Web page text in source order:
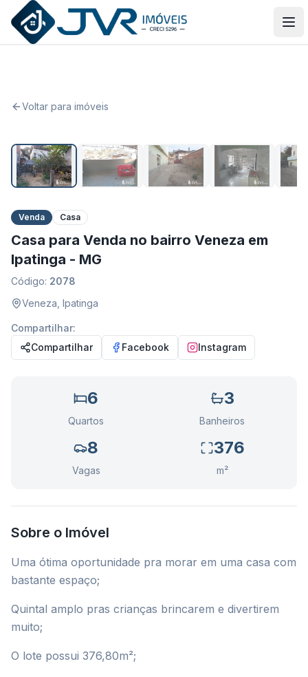
JVR Imóveis
Voltar para imóveis
Venda Casa
Casa para Venda no bairro Veneza em
Ipatinga - MG
Código: 2078
Veneza Ipatinga
Compartilhar:
Compartilhar
Facebook Instagram
6
Quartos
3
Banheiros
8
Vagas
376
m²
Sobre o Imóvel
Uma ótima oportunidade pra morar em uma casa com
bastante espaço;
Quintal amplo pras crianças brincarem e divertirem
muito;
O lote possui 376,80m²;